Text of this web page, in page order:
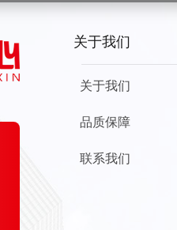
关于我们
关于我们
品质保障
联系我们